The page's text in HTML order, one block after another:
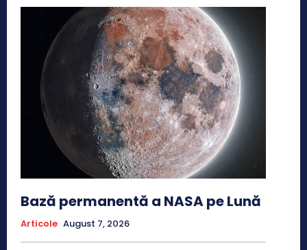
Bază permanentă a NASA pe Lună
Articole August 7, 2026